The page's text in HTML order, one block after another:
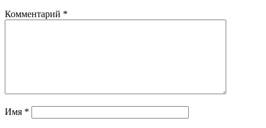
Комментарий *
Имя *